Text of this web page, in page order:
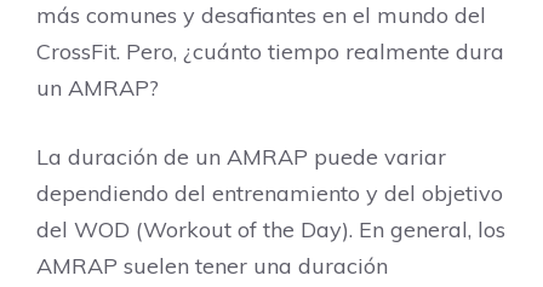
más comunes y desafiantes en el mundo del
CrossFit. Pero, ¿cuánto tiempo realmente dura
un AMRAP?
La duración de un AMRAP puede variar
dependiendo del entrenamiento y del objetivo
del WOD (Workout of the Day). En general, los
AMRAP suelen tener una duración